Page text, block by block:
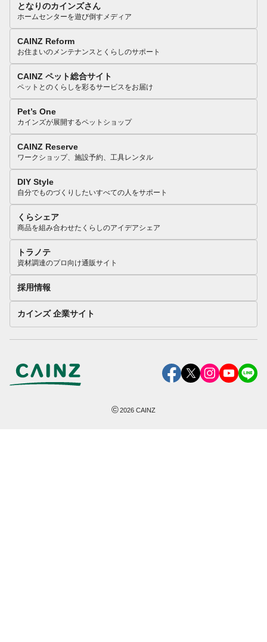
となりのカインズさん
ホームセンターを遊び倒すメディア
CAINZ Reform
お住まいのメンテナンスとくらしのサポート
CAINZ ペット総合サイト
ペットとのくらしを彩るサービスをお届け
Pet’s One
カインズが展開するペットショップ
CAINZ Reserve
ワークショップ、施設予約、工具レンタル
DIY Style
自分でものづくりしたいすべての人をサポート
くらシェア
商品を組み合わせたくらしのアイデアシェア
トラノテ
資材調達のプロ向け通販サイト
採用情報
カインズ 企業サイト
©2026 CAINZ